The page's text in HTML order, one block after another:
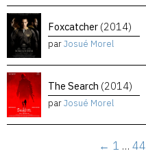
Foxcatcher (2014)
parJosué Morel
The Search (2014)
parJosué Morel
← 1 … 44